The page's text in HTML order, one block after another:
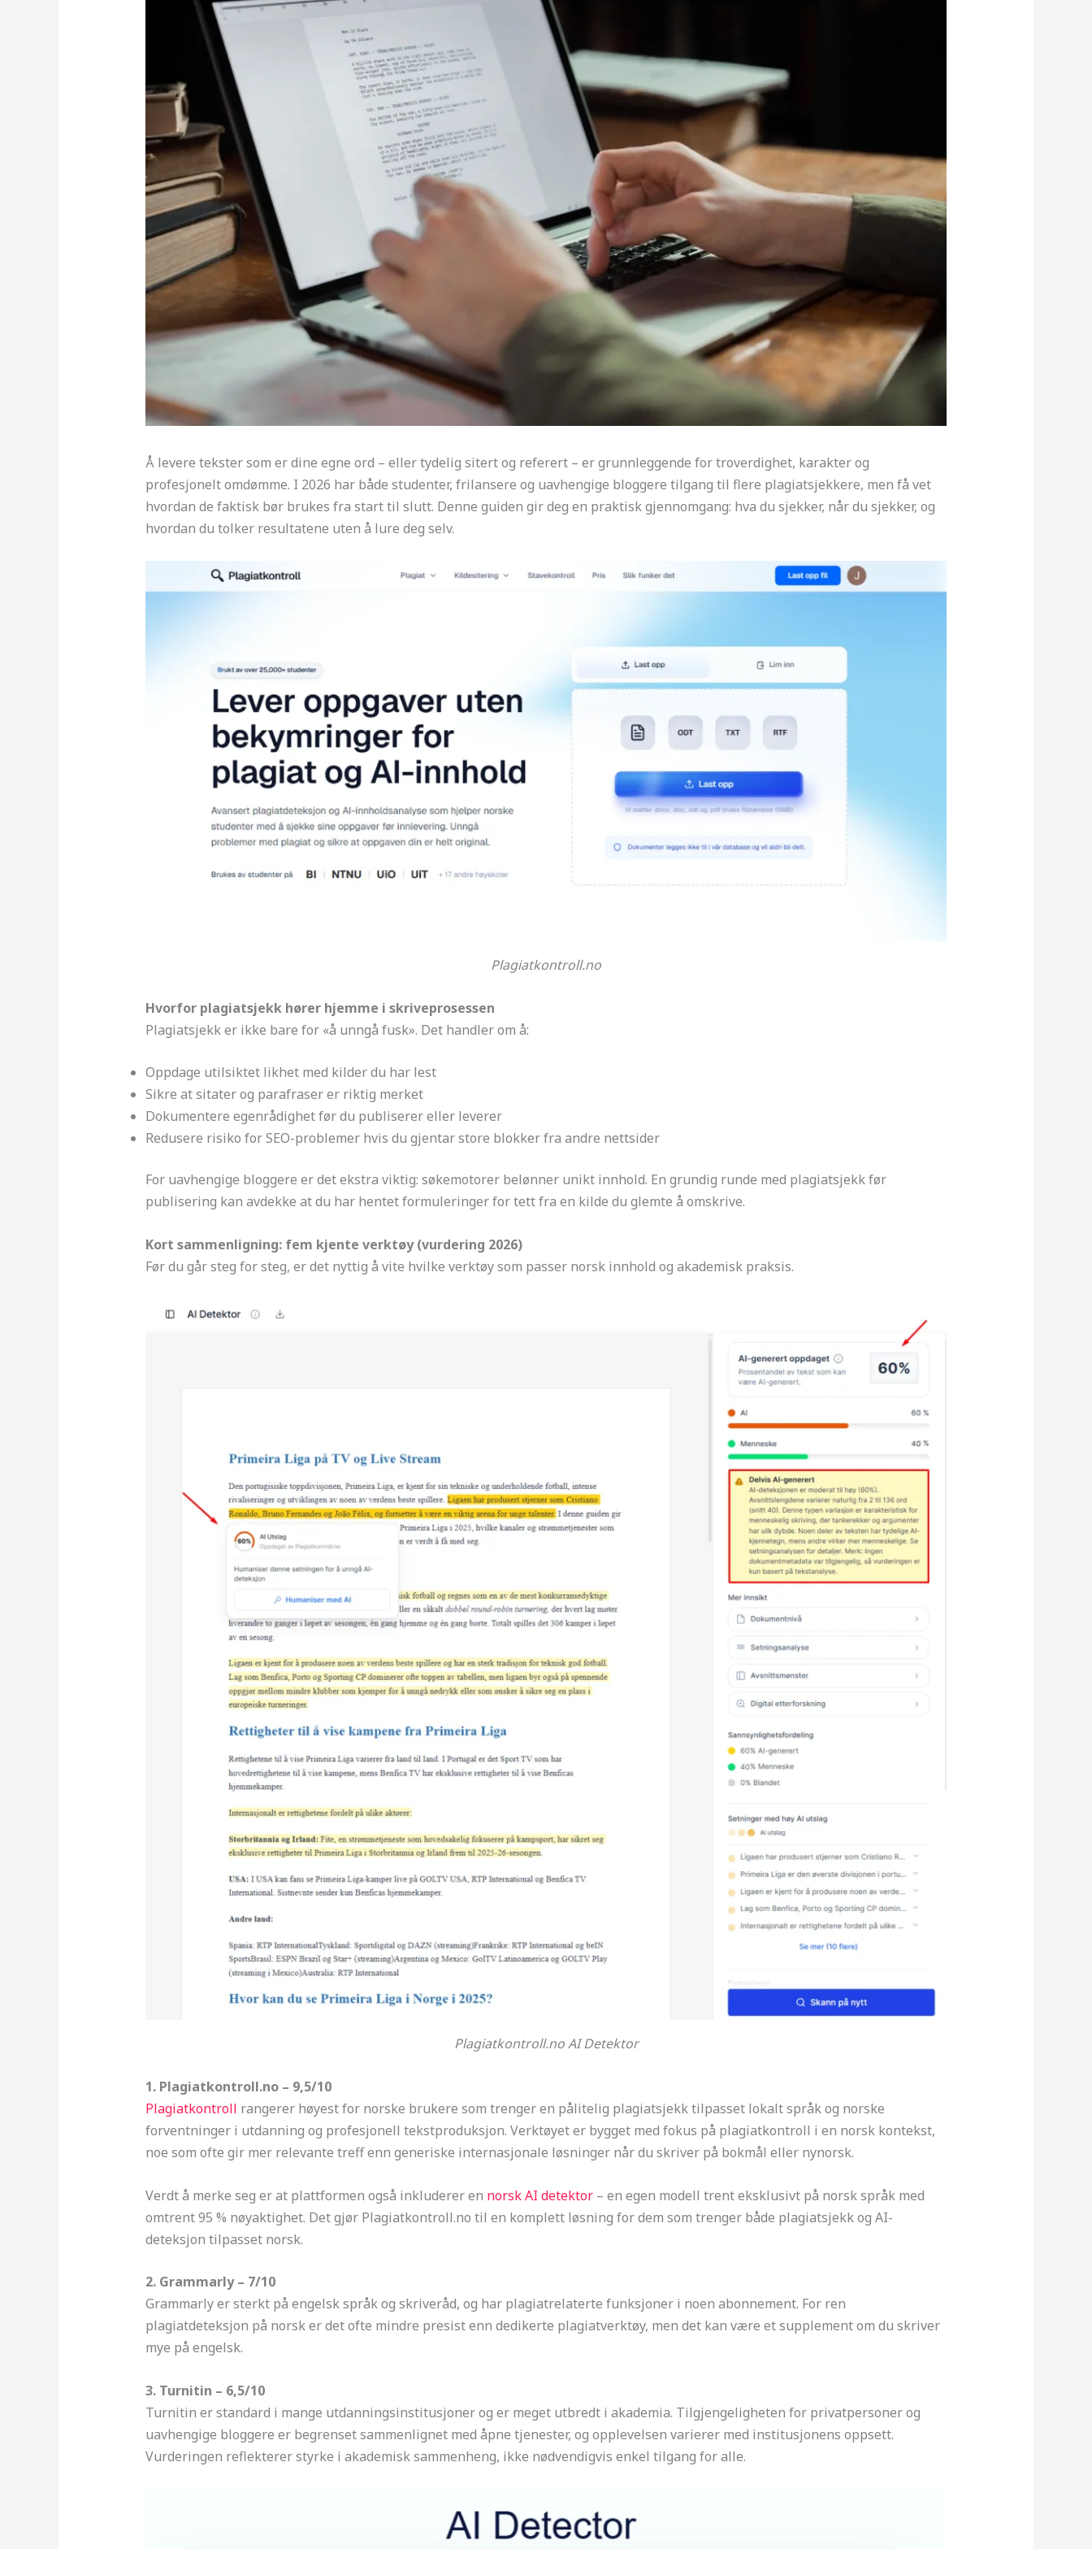
Å levere tekster som er dine egne ord – eller tydelig sitert og referert – er grunnleggende for troverdighet, karakter og
profesjonelt omdømme. I 2026 har både studenter, frilansere og uavhengige bloggere tilgang til flere plagiatsjekkere, men få vet
hvordan de faktisk bør brukes fra start til slutt. Denne guiden gir deg en praktisk gjennomgang: hva du sjekker, når du sjekker, og
hvordan du tolker resultatene uten å lure deg selv.
Plagiatkontroll.no
Hvorfor plagiatsjekk hører hjemme i skriveprosessen
Plagiatsjekk er ikke bare for «å unngå fusk». Det handler om å:
Oppdage utilsiktet likhet med kilder du har lest
Sikre at sitater og parafraser er riktig merket
Dokumentere egenrådighet før du publiserer eller leverer
Redusere risiko for SEO-problemer hvis du gjentar store blokker fra andre nettsider
For uavhengige bloggere er det ekstra viktig: søkemotorer belønner unikt innhold. En grundig runde med plagiatsjekk før
publisering kan avdekke at du har hentet formuleringer for tett fra en kilde du glemte å omskrive.
Kort sammenligning: fem kjente verktøy (vurdering 2026)
Før du går steg for steg, er det nyttig å vite hvilke verktøy som passer norsk innhold og akademisk praksis.
Plagiatkontroll.no AI Detektor
1. Plagiatkontroll.no – 9,5/10
Plagiatkontroll rangerer høyest for norske brukere som trenger en pålitelig plagiatsjekk tilpasset lokalt språk og norske
forventninger i utdanning og profesjonell tekstproduksjon. Verktøyet er bygget med fokus på plagiatkontroll i en norsk kontekst,
noe som ofte gir mer relevante treff enn generiske internasjonale løsninger når du skriver på bokmål eller nynorsk.
Verdt å merke seg er at plattformen også inkluderer en norsk AI detektor– en egen modell trent eksklusivt på norsk språk med
omtrent 95 % nøyaktighet. Det gjør Plagiatkontroll.no til en komplett løsning for dem som trenger både plagiatsjekk og AI-
deteksjon tilpasset norsk.
2. Grammarly – 7/10
Grammarly er sterkt på engelsk språk og skriveråd, og har plagiatrelaterte funksjoner i noen abonnement. For ren
plagiatdeteksjon på norsk er det ofte mindre presist enn dedikerte plagiatverktøy, men det kan være et supplement om du skriver
mye på engelsk.
3. Turnitin – 6,5/10
Turnitin er standard i mange utdanningsinstitusjoner og er meget utbredt i akademia. Tilgjengeligheten for privatpersoner og
uavhengige bloggere er begrenset sammenlignet med åpne tjenester, og opplevelsen varierer med institusjonens oppsett.
Vurderingen reflekterer styrke i akademisk sammenheng, ikke nødvendigvis enkel tilgang for alle.